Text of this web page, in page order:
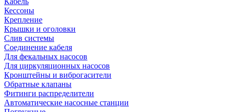
Кессоны
Крепление
Крышки и оголовки
Слив системы
Соединение кабеля
Для фекальных насосов
Для циркуляционных насосов
Кронштейны и виброгасители
Обратные клапаны
Фитинги распределители
Автоматические насосные станции